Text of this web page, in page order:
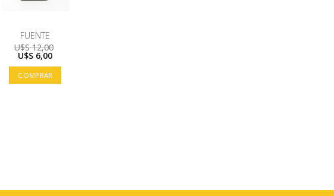
FUENTE
U$S12,00
El
precio
original
era:
U$S 6,00El
es:
COMPRAR